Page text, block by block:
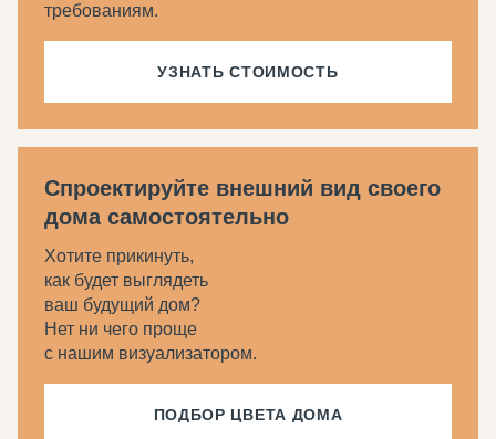
требованиям.
УЗНАТЬ СТОИМОСТЬ
Спроектируйте внешний вид своего
дома самостоятельно
Хотите прикинуть,
как будет выглядеть
ваш будущий дом?
Нет ни чего проще
с нашим визуализатором.
ПОДБОР ЦВЕТА ДОМА